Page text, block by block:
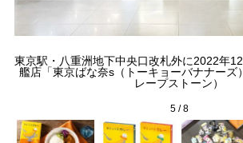
東京駅・八重洲地下中央口改札外に2022年
艦店「東京ばな奈s（トーキョーバナナーズ
レープストーン）
5/8